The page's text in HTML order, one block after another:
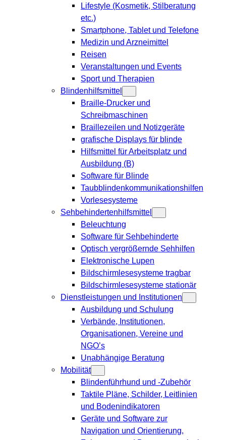
Lifestyle (Kosmetik, Stilberatung
etc.)
Smartphone, Tablet und Telefone
Medizin und Arzneimittel
Reisen
Veranstaltungen und Events
Sport und Therapien
Blindenhilfsmittel
Braille-Drucker und
Schreibmaschinen
Braillezeilen und Notizgeräte
grafische Displays für blinde
Hilfsmittel für Arbeitsplatz und
Ausbildung (B)
Software für Blinde
Taubblindenkommunikationshilfen
Vorlesesysteme
Sehbehindertenhilfsmittel
Beleuchtung
Software für Sehbehinderte
Optisch vergrößernde Sehhilfen
Elektronische Lupen
Bildschirmlesesysteme tragbar
Bildschirmlesesysteme stationär
Dienstleistungen und Institutionen
Ausbildung und Schulung
Verbände, Institutionen,
Organisationen, Vereine und
NGO’s
Unabhängige Beratung
Mobilität
Blindenführhund und -Zubehör
Taktile Pläne, Schilder, Leitlinien
und Bodenindikatoren
Geräte und Software zur
Navigation und Orientierung,